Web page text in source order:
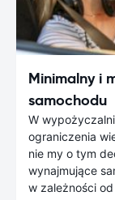
Minimalny i
samochodu
W
ograniczenia
nie my o tym
wynajmujące
w zależności